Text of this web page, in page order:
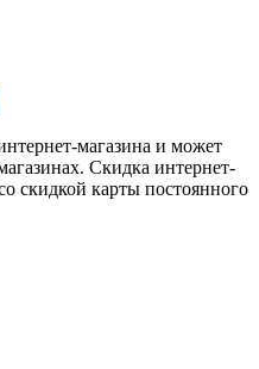
магазина и может
Скидка интернет-
карты постоянного